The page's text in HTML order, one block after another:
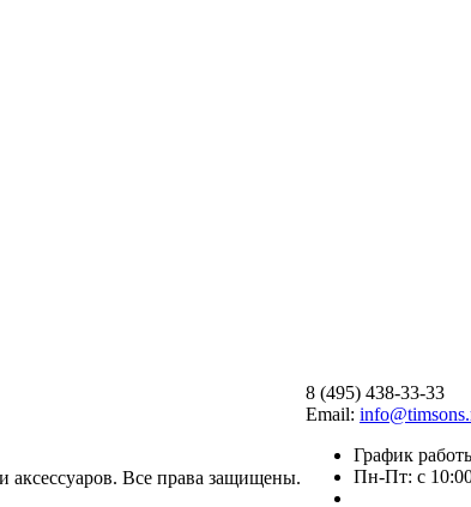
Все права защищены.
8 (495) 438-33-33
Email:
График
Пн-Пт: с